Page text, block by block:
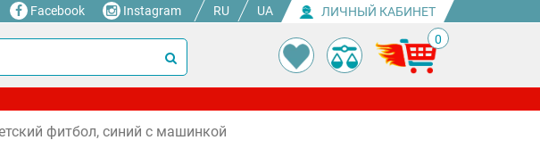
Facebook Instagram RU UA ЛИЧНЫЙ КАБИНЕТ
0
фитбол, синий с машинкой